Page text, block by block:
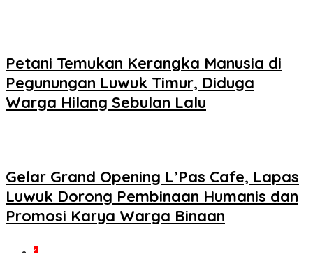
Petani Temukan Kerangka Manusia di
Pegunungan Luwuk Timur, Diduga
Warga Hilang Sebulan Lalu
Gelar Grand Opening L’Pas Cafe, Lapas
Luwuk Dorong Pembinaan Humanis dan
Promosi Karya Warga Binaan